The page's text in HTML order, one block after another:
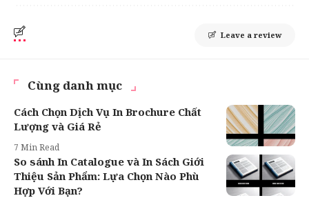
Leave a review
Cùng danh mục
Cách Chọn Dịch Vụ In Brochure Chất
Lượng và Giá Rẻ
7 Min Read
So sánh In Catalogue và In Sách Giới
Thiệu Sản Phẩm: Lựa Chọn Nào Phù
Hợp Với Bạn?